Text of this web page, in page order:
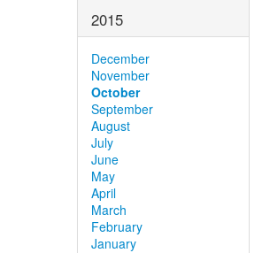
2015
December
November
October
September
August
July
June
May
April
March
February
January